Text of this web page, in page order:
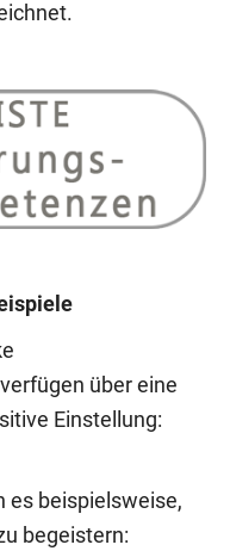
über eine
Einstellung:
es beispielsweise,
begeistern: